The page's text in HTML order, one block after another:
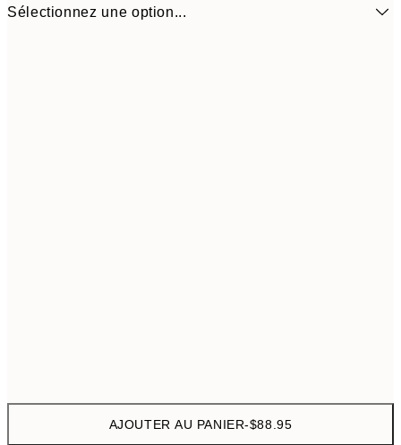
Sélectionnez une option...
AJOUTER AU PANIER-$88.95